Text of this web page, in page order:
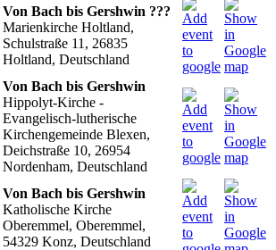
Von Bach bis Gershwin ???
Marienkirche Holtland,
Schulstraße 11, 26835
Holtland, Deutschland
Von Bach bis Gershwin
Hippolyt-Kirche -
Evangelisch-lutherische
Kirchengemeinde Blexen,
Deichstraße 10, 26954
Nordenham, Deutschland
Von Bach bis Gershwin
Katholische Kirche
Oberemmel, Oberemmel,
54329 Konz, Deutschland